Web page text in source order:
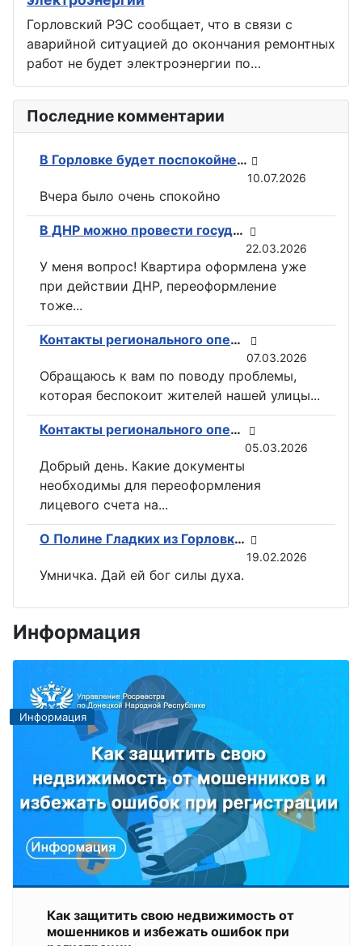
Горловский РЭС сообщает, что в связи с
аварийной ситуацией до окончания ремонтных
работ не будет электроэнергии по…
Последние комментарии
В Горловке будет поспокойней: ВС РФ возвели флаги на всех ключевых точках при освобождении Константиновки
10.07.2026
Вчера было очень спокойно
В ДНР можно провести государственную регистрацию прав на недвижимость в электронном виде
22.03.2026
У меня вопрос! Квартира оформлена уже
при действии ДНР, переоформление
тоже...
Контакты регионального оператора по вывозу ТКО ГУП «ДОНСНАБКОМПЛЕКТ» в Горловке
07.03.2026
Обращаюсь к вам по поводу проблемы,
которая беспокоит жителей нашей улицы...
Контакты регионального оператора по вывозу ТКО ГУП «ДОНСНАБКОМПЛЕКТ» в Горловке
05.03.2026
Добрый день. Какие документы
необходимы для переоформления
лицевого счета на...
О Полине Гладких из Горловки снимут документальный фильм
19.02.2026
Умничка. Дай ей бог силы духа.
Информация
Информация
Как защитить свою недвижимость от
мошенников и избежать ошибок при